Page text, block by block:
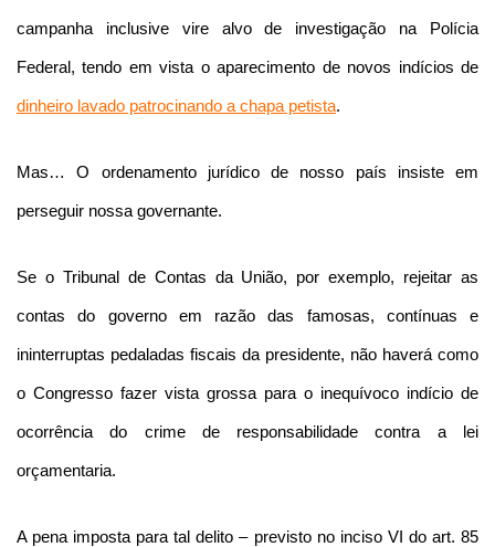
campanha inclusive vire alvo de investigação na Polícia
Federal, tendo em vista o aparecimento de novos indícios de
dinheiro lavado patrocinando a chapa petista.
Mas… O ordenamento jurídico de nosso país insiste em
perseguir nossa governante.
Se o Tribunal de Contas da União, por exemplo, rejeitar as
contas do governo em razão das famosas, contínuas e
ininterruptas pedaladas fiscais da presidente, não haverá como
o Congresso fazer vista grossa para o inequívoco indício de
ocorrência do crime de responsabilidade contra a lei
orçamentaria.
A pena imposta para tal delito – previsto no inciso VI do art. 85